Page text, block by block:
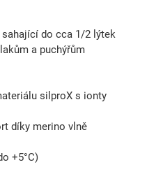
do cca 1/2 lýtek
a puchýřům
silproX s ionty
díky merino vlně
+5°C)